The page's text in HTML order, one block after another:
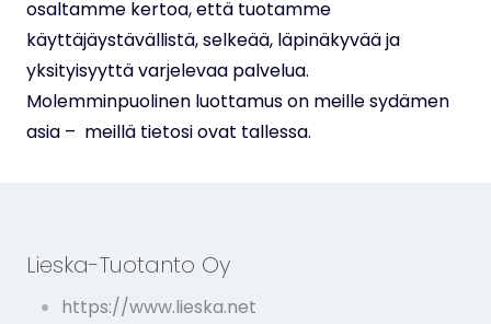
osaltamme kertoa, että tuotamme
käyttäjäystävällistä, selkeää, läpinäkyvää ja
yksityisyyttä varjelevaa palvelua.
Molemminpuolinen luottamus on meille sydämen
asia – meillä tietosi ovat tallessa.
Lieska-Tuotanto Oy
https://www.lieska.net